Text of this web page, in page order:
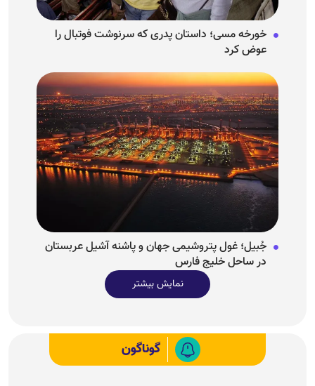
خورخه مسی؛ داستان پدری که سرنوشت فوتبال را
عوض کرد
جُبیل؛ غول پتروشیمی جهان و پاشنه آشیل عربستان
در ساحل خلیج فارس
نمایش بیشتر
گوناگون